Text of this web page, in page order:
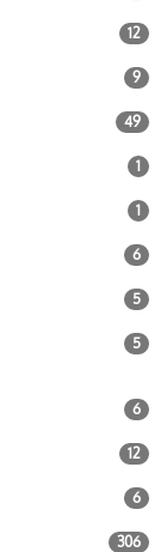
12
9
49
1
1
6
5
5
6
12
6
306